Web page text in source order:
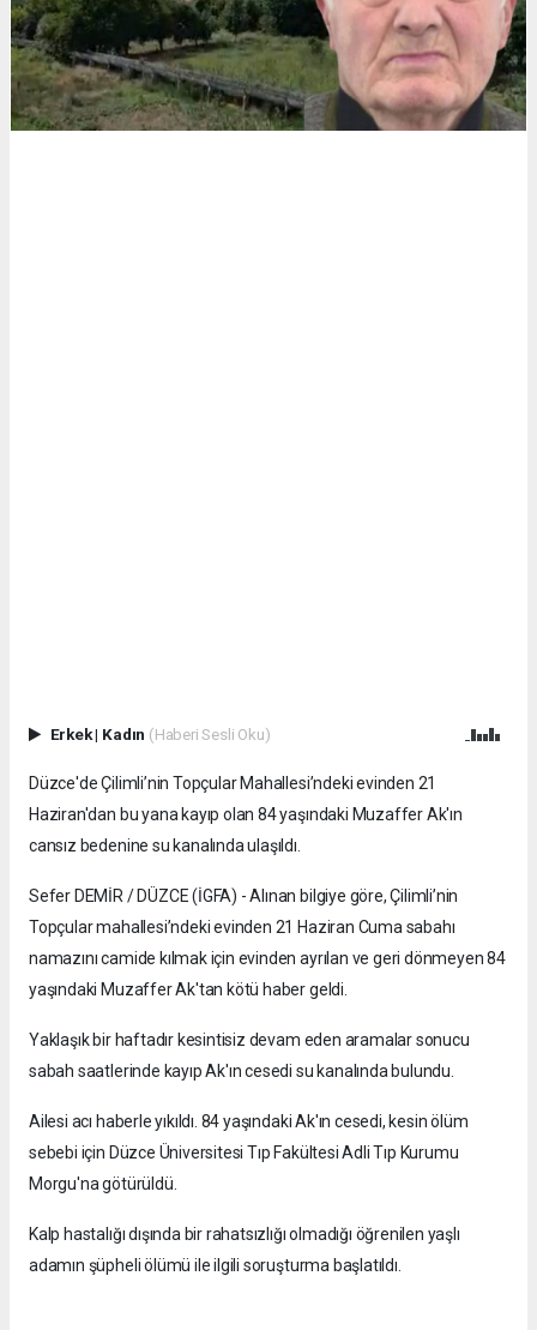
Erkek| Kadın (Haberi Sesli Oku)
Düzce'de Çilimli’nin Topçular Mahallesi’ndeki evinden 21
Haziran'dan bu yana kayıp olan 84 yaşındaki Muzaffer Ak'ın
cansız bedenine su kanalında ulaşıldı.
Sefer DEMİR / DÜZCE (İGFA) - Alınan bilgiye göre, Çilimli’nin
Topçular mahallesi’ndeki evinden 21 Haziran Cuma sabahı
namazını camide kılmak için evinden ayrılan ve geri dönmeyen 84
yaşındaki Muzaffer Ak'tan kötü haber geldi.
Yaklaşık bir haftadır kesintisiz devam eden aramalar sonucu
sabah saatlerinde kayıp Ak'ın cesedi su kanalında bulundu.
Ailesi acı haberle yıkıldı. 84 yaşındaki Ak'ın cesedi, kesin ölüm
sebebi için Düzce Üniversitesi Tıp Fakültesi Adli Tıp Kurumu
Morgu'na götürüldü.
Kalp hastalığı dışında bir rahatsızlığı olmadığı öğrenilen yaşlı
adamın şüpheli ölümü ile ilgili soruşturma başlatıldı.